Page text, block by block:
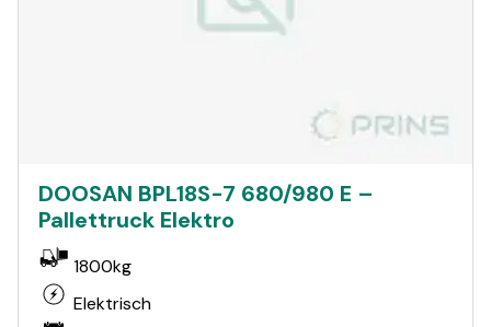
DOOSAN BPL18S-7 680/980 E –
Pallettruck Elektro
1800kg
Elektrisch